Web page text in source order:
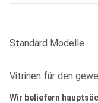
Standard Modelle
Vitrinen für den
Wir beliefern